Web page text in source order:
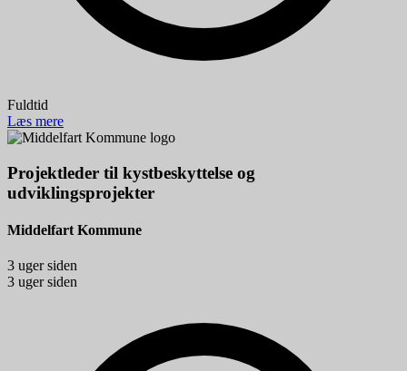
Fuldtid
Læs mere
Projektleder til kystbeskyttelse og
udviklingsprojekter
Middelfart Kommune
3 uger siden
3 uger siden